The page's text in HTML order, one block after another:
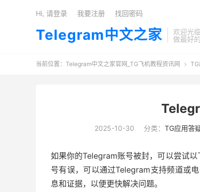
Telegram中文之家
欢迎光临
做最好
Hi, 请登录 我要注册 找回密码
当前位置： Telegram中文之家官网_TG飞机教程资讯网 
2025-10-30 分类： TG应用答
如果你的Telegram账号被封，可以尝试
号有误，可以通过Telegram支持频道或
息和证据，以便更快解决问题。